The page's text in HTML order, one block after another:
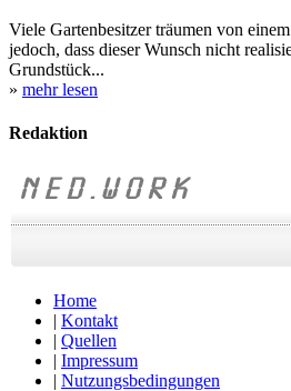
Viele Gartenbesitzer träumen von
jedoch, dass dieser Wunsch nicht
Grundstück...
» mehr lesen
Redaktion
Home
| Kontakt
| Quellen
| Impressum
| Nutzungsbedingungen